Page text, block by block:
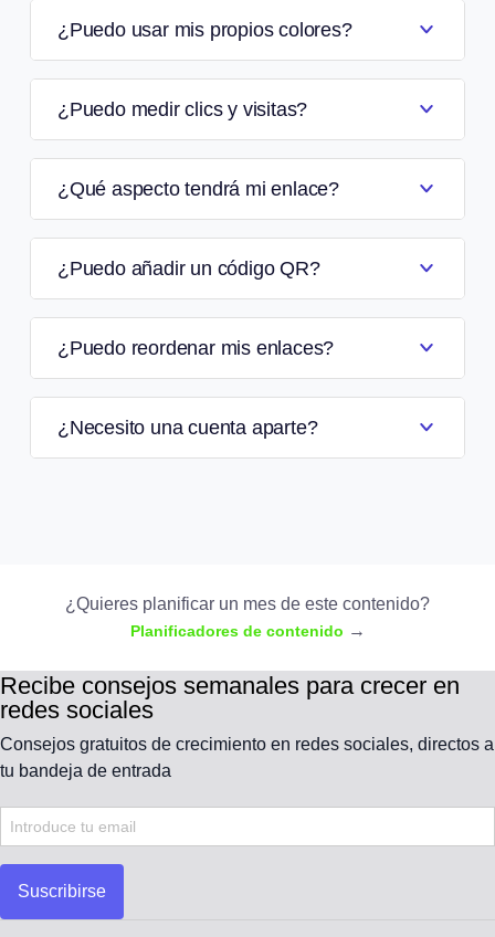
¿Puedo usar mis propios colores?
¿Puedo medir clics y visitas?
¿Qué aspecto tendrá mi enlace?
¿Puedo añadir un código QR?
¿Puedo reordenar mis enlaces?
¿Necesito una cuenta aparte?
¿Quieres planificar un mes de este contenido?
Planificadores de contenido →
Recibe consejos semanales para crecer en
redes sociales
Consejos gratuitos de crecimiento en redes sociales, directos a
tu bandeja de entrada
Suscribirse